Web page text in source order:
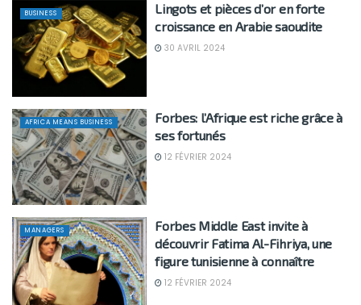
BUSINESS
Lingots et pièces d’or en forte
croissance en Arabie saoudite
30 AVRIL 2024
AFRICA MEANS BUSINESS
Forbes: l’Afrique est riche grâce à
ses fortunés
12 FÉVRIER 2024
MANAGERS
Forbes Middle East invite à
découvrir Fatima Al-Fihriya, une
figure tunisienne à connaître
12 FÉVRIER 2024